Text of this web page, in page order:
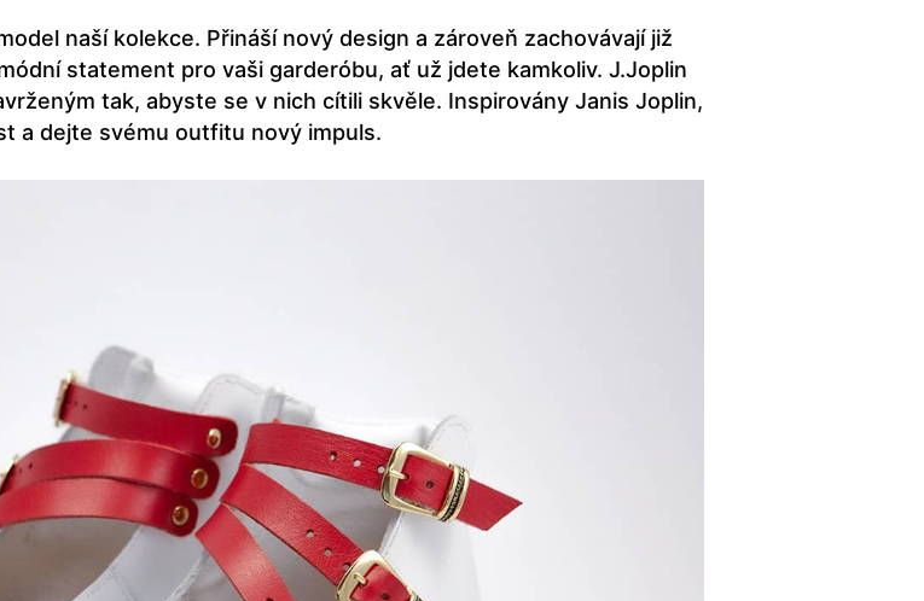
naší kolekce. Přináší nový design a zároveň zachovávají již
statement pro vaši garderóbu, ať už jdete kamkoliv. J.Joplin
tak, abyste se v nich cítili skvěle. Inspirovány Janis Joplin,
a dejte svému outfitu nový impuls.